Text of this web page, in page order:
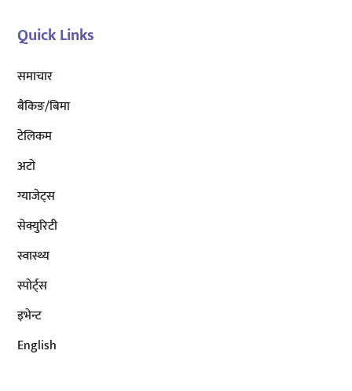
Quick Links
समाचार
बैंकिङ/बिमा
टेलिकम
अटाे
ग्याजेट्स
सेक्युरिटी
स्वास्थ्य
स्पोर्ट्स
इभेन्ट
English